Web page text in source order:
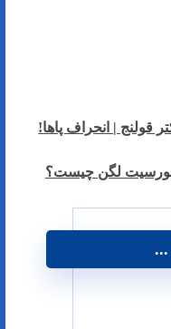
قولنج | انحراف پاها!
بورسیت لگن چیست؟
...